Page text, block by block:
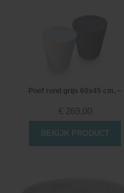
Poef rond grijs 60x45 cm. ~
€ 269,00
BEKIJK PRODUCT